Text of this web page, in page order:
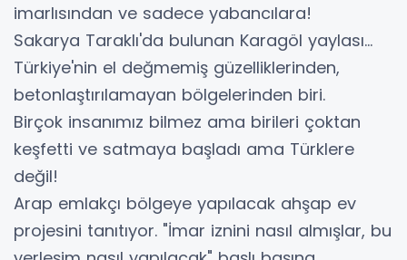
imarlısından ve sadece yabancılara!
Sakarya Taraklı'da bulunan Karagöl yaylası...
Türkiye'nin el değmemiş güzelliklerinden,
betonlaştırılamayan bölgelerinden biri.
Birçok insanımız bilmez ama birileri çoktan
keşfetti ve satmaya başladı ama Türklere
değil!
Arap emlakçı bölgeye yapılacak ahşap ev
projesini tanıtıyor. "İmar iznini nasıl almışlar, bu